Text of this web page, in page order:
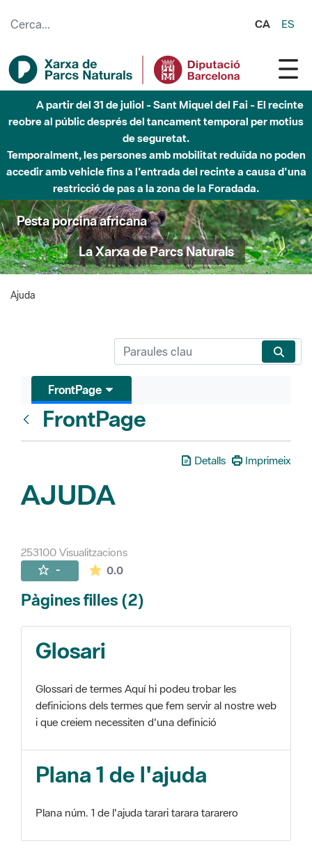
CA ES
A partir del 31 de juliol - Sant Miquel del Fai - El recinte
reobre al públic després del tancament temporal per motius
de seguretat.
Temporalment, les persones amb mobilitat reduïda no poden
accedir amb vehicle fins a l'entrada del recinte a causa d'una
restricció de pas a la zona de la Foradada.
Pesta porcina africana
La Xarxa de Parcs Naturals
Ajuda
FrontPage
FrontPage
Detalls Imprimeix
AJUDA
253100 Visualitzacions
- 0.0La mitjana de les valoracions és de 0
Pàgines filles (2)
Glosari
Glossari de termes Aquí hi podeu trobar les
definicions dels termes que fem servir al nostre web
i que creiem necessiten d'una definició
Plana 1 de l'ajuda
Plana núm. 1 de l'ajuda tarari tarara tararero